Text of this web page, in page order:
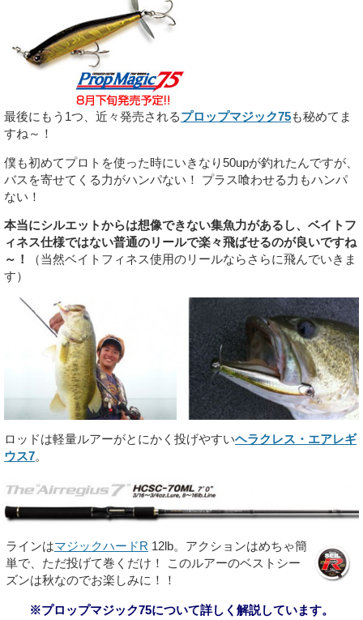
最後にもう1つ、近々発売されるプロップマジック75も秘めてま
すね～！
僕も初めてプロトを使った時にいきなり50upが釣れたんですが、
バスを寄せてくる力がハンパない！ プラス喰わせる力もハンパ
ない！
本当にシルエットからは想像できない集魚力があるし、ベイトフ
ィネス仕様ではない普通のリールで楽々飛ばせるのが良いですね
～！
（当然ベイトフィネス使用のリールならさらに飛んでいきま
す）
ロッドは軽量ルアーがとにかく投げやすいヘラクレス・エアレギ
ウス7。
ラインはマジックハードR 12lb。アクションはめちゃ簡
単で、ただ投げて巻くだけ！ このルアーのベストシー
ズンは秋なのでお楽しみに！！
※プロップマジック75について詳しく解説しています。